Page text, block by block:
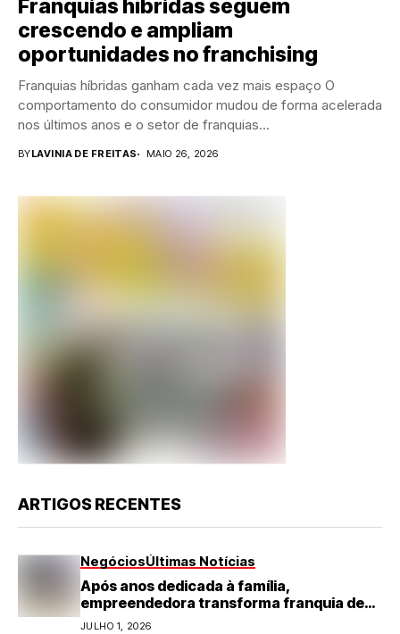
Franquias híbridas seguem
crescendo e ampliam
oportunidades no franchising
Franquias híbridas ganham cada vez mais espaço O
comportamento do consumidor mudou de forma acelerada
nos últimos anos e o setor de franquias...
BYLAVINIA DE FREITAS MAIO 26, 2026
ARTIGOS RECENTES
NegóciosÚltimas Notícias
Após anos dedicada à família,
empreendedora transforma franquia de
turismo em negócio de destaque no RN
JULHO 1, 2026